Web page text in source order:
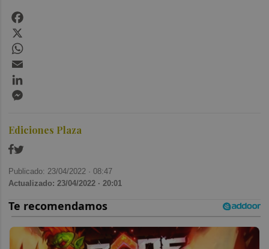
Ediciones Plaza
Publicado: 23/04/2022 ·08:47
Actualizado: 23/04/2022 · 20:01